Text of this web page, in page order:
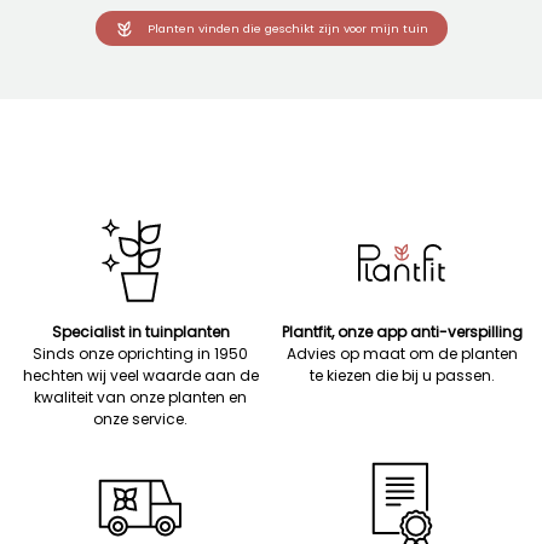
Planten vinden die geschikt zijn voor mijn tuin
Specialist in tuinplanten
Sinds onze oprichting in 1950
hechten wij veel waarde aan de
kwaliteit van onze planten en
onze service.
Plantfit, onze app anti-verspilling
Advies op maat om de planten
te kiezen die bij u passen.